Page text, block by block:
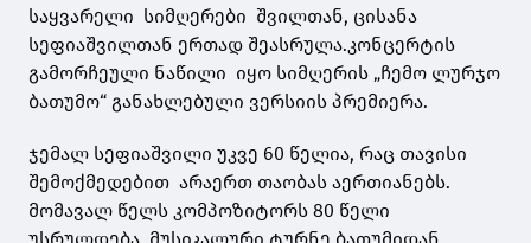
საყვარელი სიმღერები შვილთან, ცისანა
სეფიაშვილთან ერთად შეასრულა.კონცერტის
გამორჩეული ნაწილი იყო სიმღერის „ჩემო ლურჯო
ბათუმო“ განახლებული ვერსიის პრემიერა.
ჯემალ სეფიაშვილი უკვე 60 წელია, რაც თავისი
შემოქმედებით არაერთ თაობას აერთიანებს.
მომავალ წელს კომპოზიტორს 80 წელი